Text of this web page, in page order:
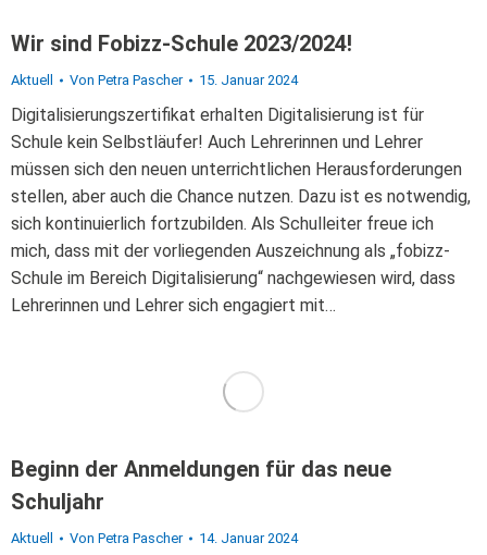
Wir sind Fobizz-Schule 2023/2024!
Aktuell Von Petra Pascher 15. Januar 2024
Digitalisierungszertifikat erhalten Digitalisierung ist für
Schule kein Selbstläufer! Auch Lehrerinnen und Lehrer
müssen sich den neuen unterrichtlichen Herausforderungen
stellen, aber auch die Chance nutzen. Dazu ist es notwendig,
sich kontinuierlich fortzubilden. Als Schulleiter freue ich
mich, dass mit der vorliegenden Auszeichnung als „fobizz-
Schule im Bereich Digitalisierung“ nachgewiesen wird, dass
Lehrerinnen und Lehrer sich engagiert mit…
Beginn der Anmeldungen für das neue
Schuljahr
Aktuell Von Petra Pascher 14. Januar 2024